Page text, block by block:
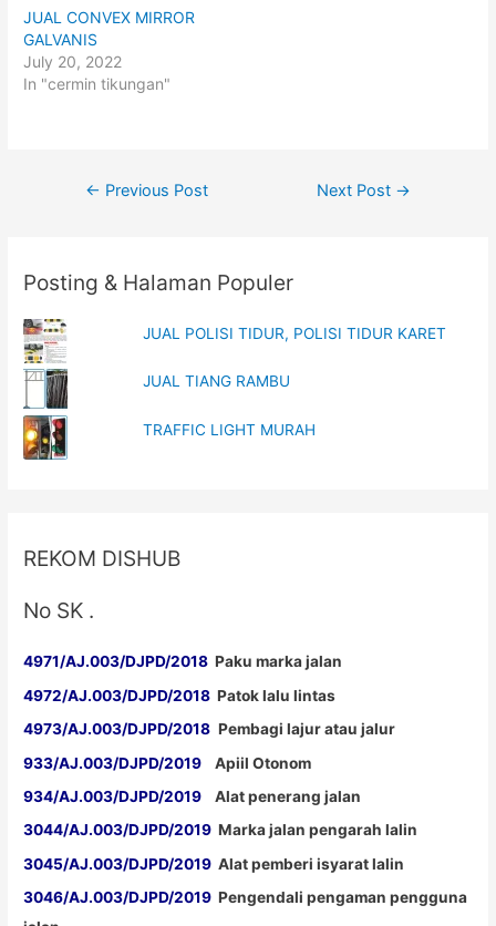
t
e
r
(
O
p
e
)
b
o
k
(
O
p
e
w
w
)
JUAL CONVEX MIRROR
GALVANIS
July 20, 2022
In "cermin tikungan"
Post
← Previous Post Next Post →
Posting & Halaman Populer
JUAL POLISI TIDUR, POLISI TIDUR KARET
JUAL TIANG RAMBU
TRAFFIC LIGHT MURAH
REKOM DISHUB
No SK .
4971/AJ.003/DJPD/2018 Paku marka jalan
4972/AJ.003/DJPD/2018 Patok lalu lintas
4973/AJ.003/DJPD/2018 Pembagi lajur atau jalur
933/AJ.003/DJPD/2019 Apiil Otonom
934/AJ.003/DJPD/2019 Alat penerang jalan
3044/AJ.003/DJPD/2019 Marka jalan pengarah lalin
3045/AJ.003/DJPD/2019 Alat pemberi isyarat lalin
3046/AJ.003/DJPD/2019 Pengendali pengaman pengguna